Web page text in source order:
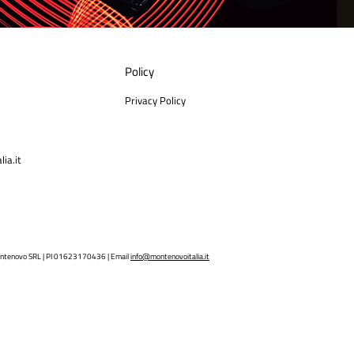
Policy
Privacy Policy
SRL | PI 01623170436 | Emailinfo@montenovoitalia.it